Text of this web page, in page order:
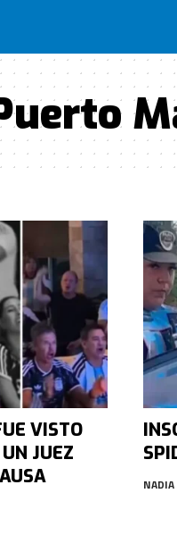
VISTO
JUEZ
NADIA